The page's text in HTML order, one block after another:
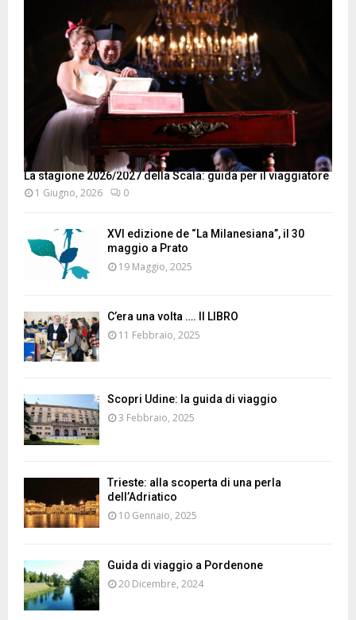
La stagione 2026/2027 della Scala: guida per il viaggiatore
1 Giugno, 2026 0
XVI edizione de “La Milanesiana”, il 30
maggio a Prato
19 Maggio, 2025
C’era una volta …. Il LIBRO
11 Febbraio, 2025
Scopri Udine: la guida di viaggio
3 Febbraio, 2025
Trieste: alla scoperta di una perla
dell’Adriatico
10 Gennaio, 2025
Guida di viaggio a Pordenone
20 Dicembre, 2024